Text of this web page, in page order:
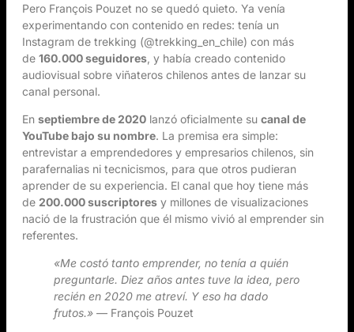
Pero François Pouzet no se quedó quieto. Ya venía
experimentando con contenido en redes: tenía un
Instagram de trekking (@trekking_en_chile) con más
de 160.000 seguidores , y había creado contenido
audiovisual sobre viñateros chilenos antes de lanzar su
canal personal.
En septiembre de 2020 lanzó oficialmente su canal de
YouTube bajo su nombre. La premisa era simple:
entrevistar a emprendedores y empresarios chilenos, sin
parafernalias ni tecnicismos, para que otros pudieran
aprender de su experiencia. El canal que hoy tiene más
de 200.000 suscriptores y millones de visualizaciones
nació de la frustración que él mismo vivió al emprender sin
referentes.
«Me costó tanto emprender, no tenía a quién
preguntarle. Diez años antes tuve la idea, pero
recién en 2020 me atreví. Y eso ha dado
frutos.» — François Pouzet